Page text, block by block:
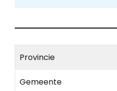
Provincie
Gemeente